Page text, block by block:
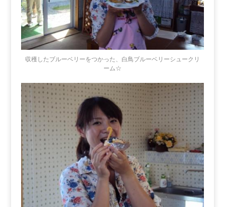
収穫したブルーベリーをつかった、白鳥ブルーベリーシュークリ
ーム☆